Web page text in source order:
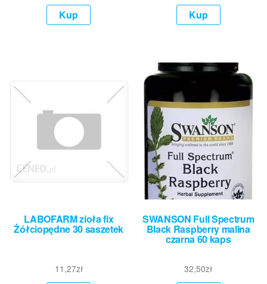
Kup Kup
LABOFARM zioła fix
Żółciopędne 30 saszetek
11,27zł
SWANSON Full Spectrum
Black Raspberry malina
czarna 60 kaps
32,50zł